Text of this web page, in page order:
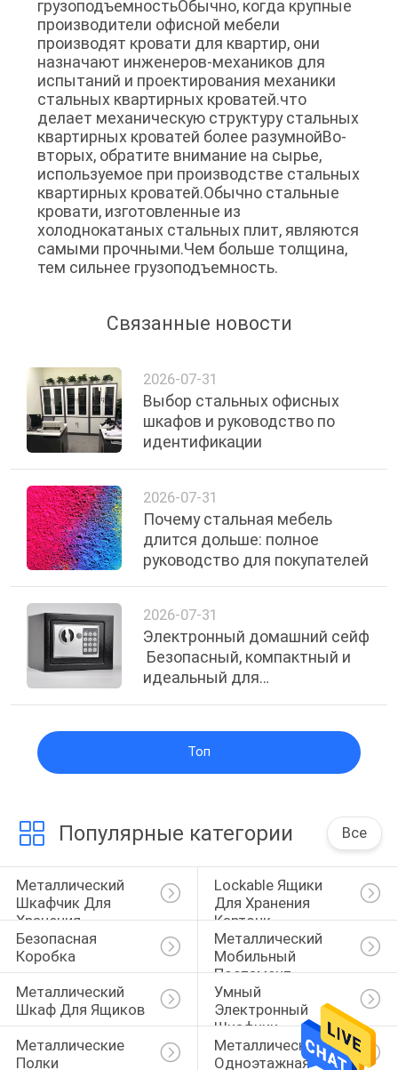
грузоподъемностьОбычно, когда крупные
производители офисной мебели
производят кровати для квартир, они
назначают инженеров-механиков для
испытаний и проектирования механики
стальных квартирных кроватей.что
делает механическую структуру стальных
квартирных кроватей более разумнойВо-
вторых, обратите внимание на сырье,
используемое при производстве стальных
квартирных кроватей.Обычно стальные
кровати, изготовленные из
холоднокатаных стальных плит, являются
самыми прочными.Чем больше толщина,
тем сильнее грузоподъемность.
Связанные новости
2026-07-31
Выбор стальных офисных
шкафов и руководство по
идентификации
2026-07-31
Почему стальная мебель
длится дольше: полное
руководство для покупателей
2026-07-31
Электронный домашний сейф
️ Безопасный, компактный и
идеальный для
Топ
Популярные категории Все
Металлический
Шкафчик Для
Хранения
Lockable Ящики
Для Хранения
Карточк
Безопасная
Коробка
Металлический
Мобильный
Постамент
Металлический
Шкаф Для Ящиков
Умный
Электронный
Шкафчик
Металлические
Полки
Металлическая
Одноэтажная